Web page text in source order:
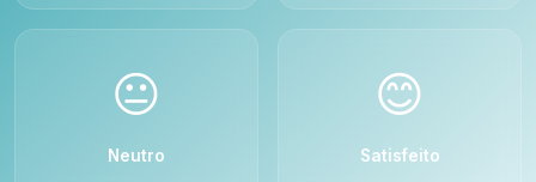
😐
Neutro
😊
Satisfeito